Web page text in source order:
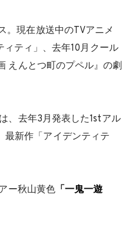
。現在放送中のTVアニメ
ィティ」、去年10月クール
えんとつ町のプペル』の劇
、去年3月発表した1stアル
最新作「アイデンティテ
ー秋山黄色 「一鬼一遊